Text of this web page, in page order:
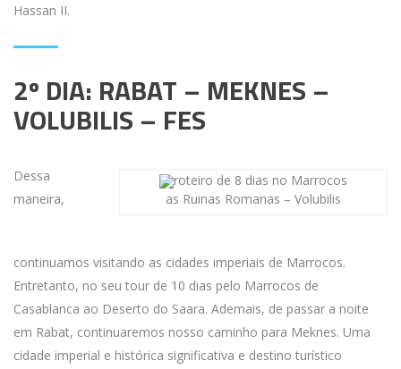
Hassan II.
2º DIA: RABAT – MEKNES –
VOLUBILIS – FES
as Ruinas Romanas – Volubilis
Dessa
maneira,
continuamos visitando as cidades imperiais de Marrocos.
Entretanto, no seu tour de 10 dias pelo Marrocos de
Casablanca ao Deserto do Saara. Ademais, de passar a noite
em Rabat, continuaremos nosso caminho para Meknes. Uma
cidade imperial e histórica significativa e destino turístico